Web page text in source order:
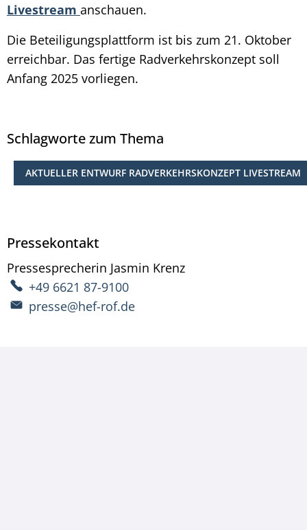
Livestream anschauen.
Die Beteiligungsplattform ist bis zum 21. Oktober
erreichbar. Das fertige Radverkehrskonzept soll
Anfang 2025 vorliegen.
Schlagworte zum Thema
AKTUELLER ENTWURF RADVERKEHRSKONZEPT LIVESTREAM
Pressekontakt
Pressesprecherin Jasmin Krenz
+49 6621 87-9100
presse@hef-rof.de